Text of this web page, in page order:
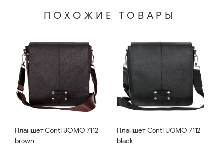
ПОХОЖИЕ ТОВАРЫ
Планшет Conti UOMO 7112
brown
Планшет Conti UOMO 7112
black